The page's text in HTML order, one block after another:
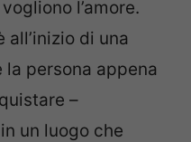
l’amore.
di una
persona appena
–
un luogo che